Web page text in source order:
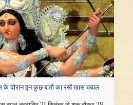
के दौरान इन कुछ बातों का रखें खास ख्याल